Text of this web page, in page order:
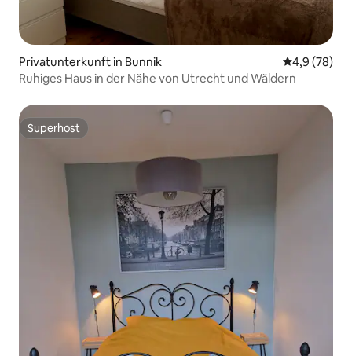
Privatunterkunft in Bunnik
4,9 (78)
Ruhiges Haus in der Nähe von Utrecht und Wäldern
Superhost
Superhost